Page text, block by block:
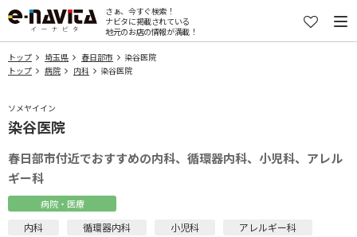
さぁ、今すぐ検索！
ナビタに掲載されている
地元のお店の情報が満載！
トップ 埼玉県 春日部市
染谷医院
トップ
病院 内科 染谷医院
ソメヤイイン
染谷医院
春日部市付近でおすすめの内科、循環器内科、小児科、アレル
ギー科
病院・医療
内科 循環器内科 小児科 アレルギー科